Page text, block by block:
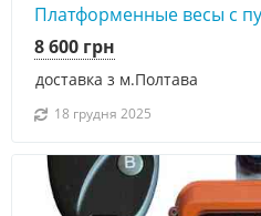
Платформенные весы с
доставка з м.Полтава
8 600 грн
18 грудня 2025